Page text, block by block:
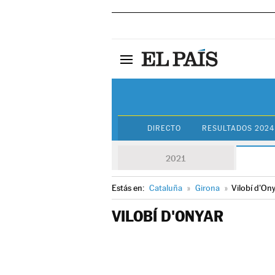
DIRECTO RESULTADOS 2024
2021
Estás en: Cataluña » Girona » Vilobí
VILOBÍ D'ONYAR